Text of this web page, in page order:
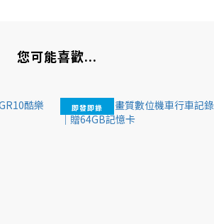
您可能喜歡...
即發即錄